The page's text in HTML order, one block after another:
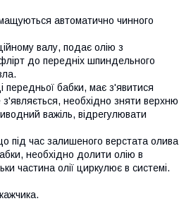
автоматично чинного
валу, подає олію з
до передніх шпиндельного
передньої бабки, має з'явитися
необхідно зняти верхню
важіль, відрегулювати
під час залишеного верстата олива
необхідно долити олію в
частина олії циркулює в системі.